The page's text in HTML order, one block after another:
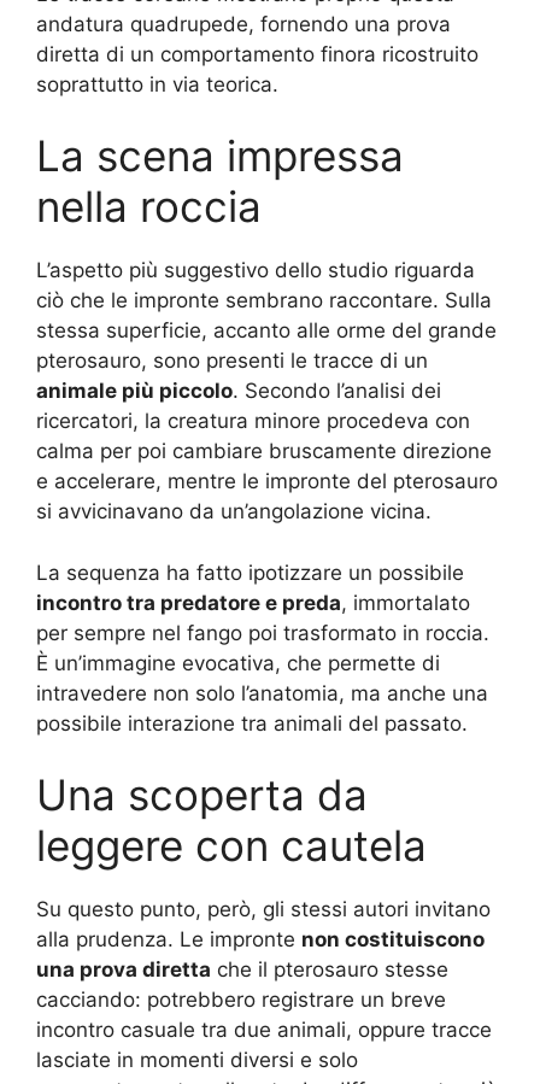
andatura quadrupede, fornendo una prova
diretta di un comportamento finora ricostruito
soprattutto in via teorica.
La scena impressa
nella roccia
L’aspetto più suggestivo dello studio riguarda
ciò che le impronte sembrano raccontare. Sulla
stessa superficie, accanto alle orme del grande
pterosauro, sono presenti le tracce di un
animale più piccolo. Secondo l’analisi dei
ricercatori, la creatura minore procedeva con
calma per poi cambiare bruscamente direzione
e accelerare, mentre le impronte del pterosauro
si avvicinavano da un’angolazione vicina.
La sequenza ha fatto ipotizzare un possibile
incontro tra predatore e preda, immortalato
per sempre nel fango poi trasformato in roccia.
È un’immagine evocativa, che permette di
intravedere non solo l’anatomia, ma anche una
possibile interazione tra animali del passato.
Una scoperta da
leggere con cautela
Su questo punto, però, gli stessi autori invitano
alla prudenza. Le impronte non costituiscono
una prova diretta che il pterosauro stesse
cacciando: potrebbero registrare un breve
incontro casuale tra due animali, oppure tracce
lasciate in momenti diversi e solo